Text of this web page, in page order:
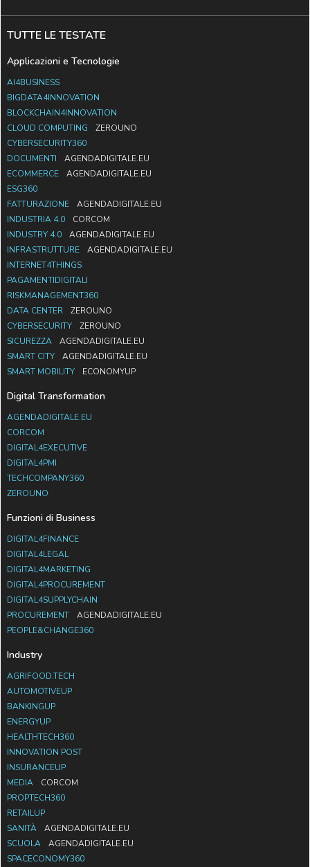
TUTTE LE TESTATE
Applicazioni e Tecnologie
AI4BUSINESS
BIGDATA4INNOVATION
BLOCKCHAIN4INNOVATION
CLOUD COMPUTING
ZEROUNO
CYBERSECURITY360
DOCUMENTI
AGENDADIGITALE.EU
ECOMMERCE
AGENDADIGITALE.EU
ESG360
FATTURAZIONE
AGENDADIGITALE.EU
INDUSTRIA 4.0
CORCOM
INDUSTRY 4.0
AGENDADIGITALE.EU
INFRASTRUTTURE
AGENDADIGITALE.EU
INTERNET4THINGS
PAGAMENTIDIGITALI
RISKMANAGEMENT360
DATA CENTER
ZEROUNO
CYBERSECURITY
ZEROUNO
SICUREZZA
AGENDADIGITALE.EU
SMART CITY
AGENDADIGITALE.EU
SMART MOBILITY
ECONOMYUP
Digital Transformation
AGENDADIGITALE.EU
CORCOM
DIGITAL4EXECUTIVE
DIGITAL4PMI
TECHCOMPANY360
ZEROUNO
Funzioni di Business
DIGITAL4FINANCE
DIGITAL4LEGAL
DIGITAL4MARKETING
DIGITAL4PROCUREMENT
DIGITAL4SUPPLYCHAIN
PROCUREMENT
AGENDADIGITALE.EU
PEOPLE&CHANGE360
Industry
AGRIFOOD.TECH
AUTOMOTIVEUP
BANKINGUP
ENERGYUP
HEALTHTECH360
INNOVATION POST
INSURANCEUP
MEDIA
CORCOM
PROPTECH360
RETAILUP
SANITÀ
AGENDADIGITALE.EU
SCUOLA
AGENDADIGITALE.EU
SPACECONOMY360